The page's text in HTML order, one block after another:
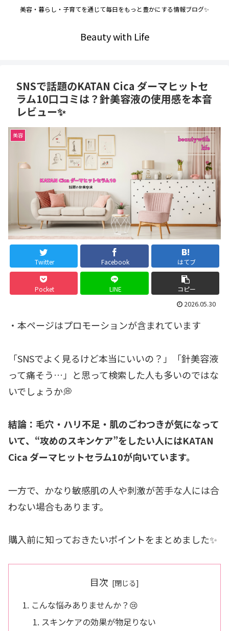
美容・暮らし・子育てを通じて毎日をもっと豊かにする情報ブログ✨
Beauty with Life
SNSで話題のKATAN Cica ダーマヒットセ
ラム10口コミは？針美容液の使用感を本音
レビュー✨
美容
Twitter Facebook はてブ
Pocket LINE コピー
2026.05.30
・本ページはプロモーションが含まれています
「SNSでよく見るけど本当にいいの？」「針美容液
って痛そう…」と思って検索した人も多いのではな
いでしょうか💭
結論：毛穴・ハリ不足・肌のごわつきが気になって
いて、“攻めのスキンケア”をしたい人にはKATAN
Cica ダーマヒットセラム10が向いています。
一方で、かなり敏感肌の人や刺激が苦手な人には合
わない場合もあります。
購入前に知っておきたいポイントをまとめました✨
目次
こんな悩みありませんか？😢
スキンケアの効果が物足りない